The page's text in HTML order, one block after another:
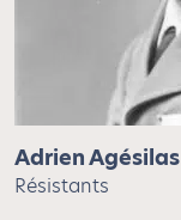
Adrien Agésilas
Résistants